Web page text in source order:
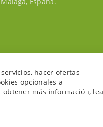
hacer ofertas
opcionales a
obtener más información, lea